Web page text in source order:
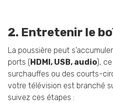
2. Entretenir le
La poussière peut
ports ( HDMI, USB, audio),
surchauffes ou des courts-
votre télévision est branché
suivez ces étapes :